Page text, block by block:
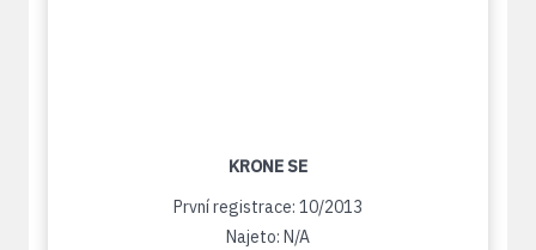
KRONE SE
První registrace: 10/2013
Najeto: N/A